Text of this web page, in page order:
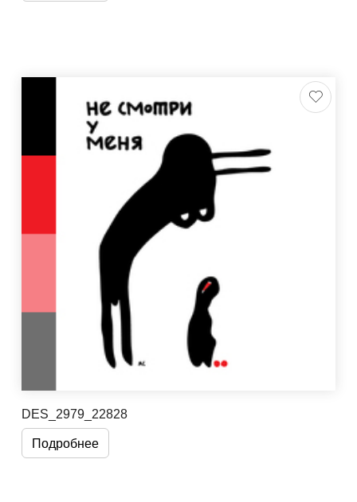
DES_2979_22828
Подробнее